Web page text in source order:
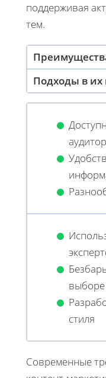
поддерживая
тем.
Подходы в их
стиля
Современные